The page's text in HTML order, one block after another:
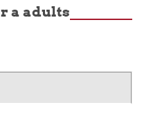
a adults